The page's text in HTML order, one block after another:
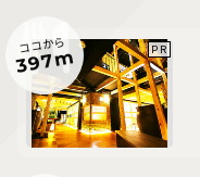
ココから
397m